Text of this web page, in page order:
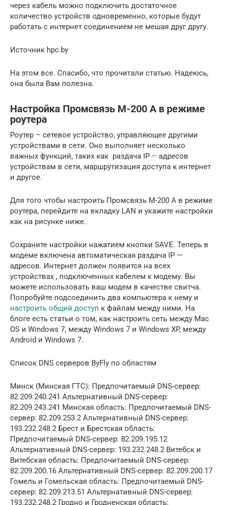
через кабель можно подключить достаточное
количество устройств одновременно, которые будут
работать с интернет соединением не мешая друг другу.
Источник hpc.by
На этом все. Спасибо, что прочитали статью. Надеюсь,
она была Вам полезна.
Настройка Промсвязь M-200 A в режиме
роутера
Роутер – сетевое устройство, управляющее другими
устройствами в сети. Оно выполняет несколько
важных функций, таких как раздача IP – адресов
устройствам в сети, маршрутизация доступа к интернет
и другое.
Для того чтобы настроить Промсвязь M-200 A в режиме
роутера, перейдите на вкладку LAN и укажите настройки
как на рисунке ниже.
Сохраните настройки нажатием кнопки SAVE. Теперь в
модеме включена автоматическая раздача IP —
адресов. Интернет должен появится на всех
устройствах , подключенных кабелем к модему. Вы
можете использовать ваш модем в качестве свитча.
Попробуйте подсоединить два компьютера к нему и
настроить общий доступ к файлам между ними. На
блоге есть статьи о том, как настроить сеть между Mac
OS и Windows 7, между Windows 7 и Windows XP, между
Android и Windows 7.
Список DNS серверов ByFly по областям
Минск (Минская ГТС): Предпочитаемый DNS-сервер:
82.209.240.241 Альтернативный DNS-сервер:
82.209.243.241 Минская область: Предпочитаемый DNS-
сервер: 82.209.253.2 Альтернативный DNS-сервер:
193.232.248.2 Брест и Брестская область:
Предпочитаемый DNS-сервер: 82.209.195.12
Альтернативный DNS-сервер: 193.232.248.2 Витебск и
Витебская область: Предпочитаемый DNS-сервер:
82.209.200.16 Альтернативный DNS-сервер: 82.209.200.17
Гомель и Гомельская область: Предпочитаемый DNS-
сервер: 82.209.213.51 Альтернативный DNS-сервер:
193.232.248.2 Гродно и Гродненская область: